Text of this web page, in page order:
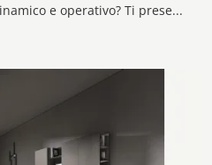
Vuoi progettare un living dinamico e operativo? Ti presentiamo la parete attrezzata Day Collection 05 Alf Da Frè dalle linee decise moderne.